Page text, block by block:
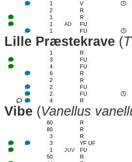
1 V
2
R
1
R
1
AD FU
1
FU
Lille Præstekrave (
1 R
3
FU
4
FU
6
R
2
R
2
FU
2
FU
4
R
Vibe (Vanellus
60 R
80
R
3
R
3
YF UF
1
JUV FU
50
R